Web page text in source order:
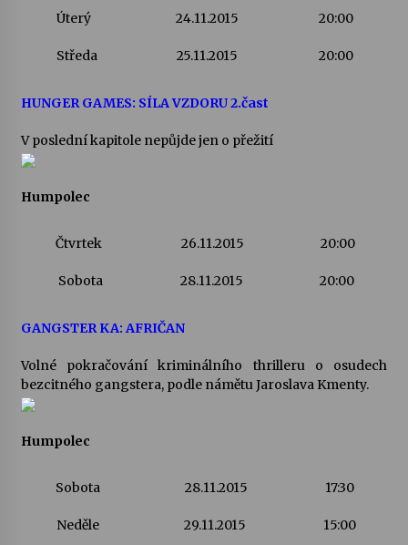
Úterý 24.11.2015 20:00
Středa 25.11.2015 20:00
HUNGER GAMES: SÍLA VZDORU 2.čast
V poslední kapitole nepůjde jen o přežití
Humpolec
Čtvrtek 26.11.2015 20:00
Sobota 28.11.2015 20:00
GANGSTER KA: AFRIČAN
Volné pokračování kriminálního thrilleru o osudech
bezcitného gangstera, podle námětu Jaroslava Kmenty.
Humpolec
Sobota 28.11.2015 17:30
Neděle 29.11.2015 15:00